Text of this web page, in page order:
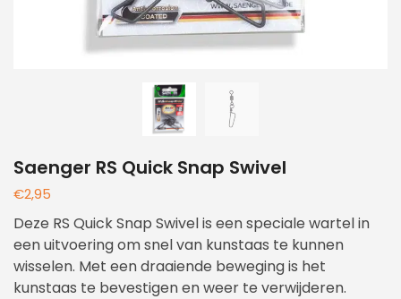
Saenger RS Quick Snap Swivel
€2,95
Deze RS Quick Snap Swivel is een speciale wartel in
een uitvoering om snel van kunstaas te kunnen
wisselen. Met een draaiende beweging is het
kunstaas te bevestigen en weer te verwijderen.